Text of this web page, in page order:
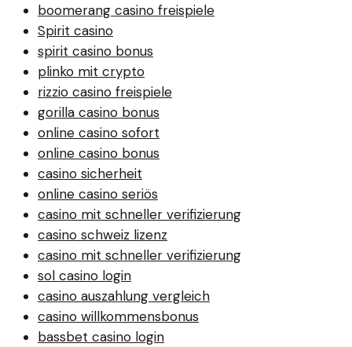
boomerang casino freispiele
Spirit casino
spirit casino bonus
plinko mit crypto
rizzio casino freispiele
gorilla casino bonus
online casino sofort
online casino bonus
casino sicherheit
online casino seriös
casino mit schneller verifizierung
casino schweiz lizenz
casino mit schneller verifizierung
sol casino login
casino auszahlung vergleich
casino willkommensbonus
bassbet casino login